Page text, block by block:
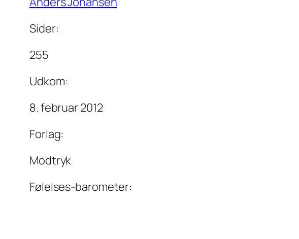
Sider:
255
Udkom:
8. februar 2012
Forlag:
Modtryk
Følelses-barometer: